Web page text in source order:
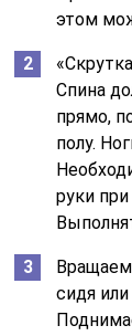
спешим,
Поэтому,
проблемами
врачей,